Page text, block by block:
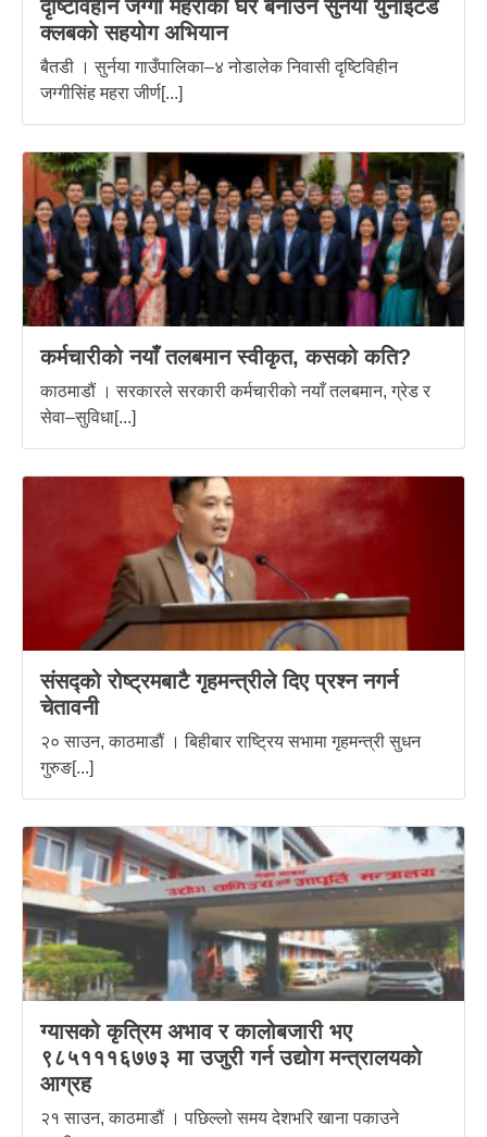
दृष्टिविहीन जग्गी महराको घर बनाउन सुर्नया युनाइटेड
क्लबको सहयोग अभियान
बैतडी । सुर्नया गाउँपालिका–४ नोडालेक निवासी दृष्टिविहीन
जग्गीसिंह महरा जीर्ण[...]
कर्मचारीको नयाँ तलबमान स्वीकृत, कसको कति?
काठमाडौं । सरकारले सरकारी कर्मचारीको नयाँ तलबमान, ग्रेड र
सेवा–सुविधा[...]
संसद्को रोष्ट्रमबाटै गृहमन्त्रीले दिए प्रश्न नगर्न
चेतावनी
२० साउन, काठमाडौं । बिहीबार राष्ट्रिय सभामा गृहमन्त्री सुधन
गुरुङ[...]
ग्यासको कृत्रिम अभाव र कालोबजारी भए
९८५१११६७७३ मा उजुरी गर्न उद्योग मन्त्रालयकाे
आग्रह
२१ साउन, काठमाडौं । पछिल्लो समय देशभरि खाना पकाउने